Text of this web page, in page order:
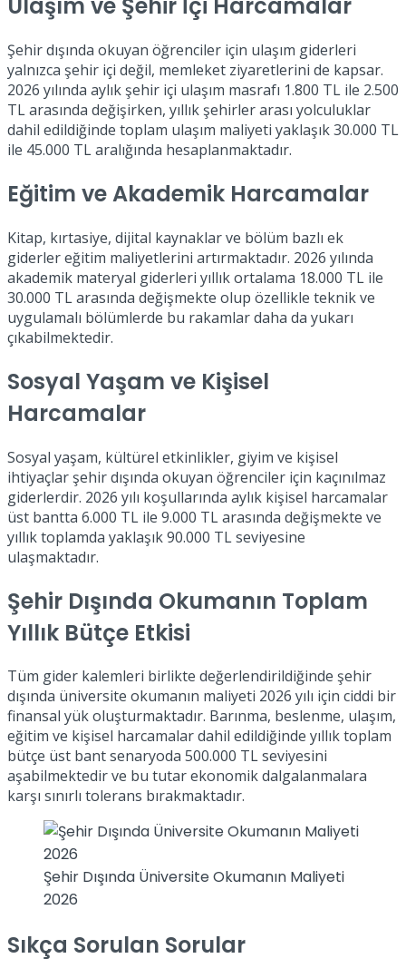
Şehir dışında okuyan öğrenciler için ulaşım giderleri
yalnızca şehir içi değil, memleket ziyaretlerini de kapsar.
2026 yılında aylık şehir içi ulaşım masrafı 1.800 TL ile 2.500
TL arasında değişirken, yıllık şehirler arası yolculuklar
dahil edildiğinde toplam ulaşım maliyeti yaklaşık 30.000 TL
ile 45.000 TL aralığında hesaplanmaktadır.
Eğitim ve Akademik Harcamalar
Kitap, kırtasiye, dijital kaynaklar ve bölüm bazlı ek
giderler eğitim maliyetlerini artırmaktadır. 2026 yılında
akademik materyal giderleri yıllık ortalama 18.000 TL ile
30.000 TL arasında değişmekte olup özellikle teknik ve
uygulamalı bölümlerde bu rakamlar daha da yukarı
çıkabilmektedir.
Sosyal Yaşam ve Kişisel
Harcamalar
Sosyal yaşam, kültürel etkinlikler, giyim ve kişisel
ihtiyaçlar şehir dışında okuyan öğrenciler için kaçınılmaz
giderlerdir. 2026 yılı koşullarında aylık kişisel harcamalar
üst bantta 6.000 TL ile 9.000 TL arasında değişmekte ve
yıllık toplamda yaklaşık 90.000 TL seviyesine
ulaşmaktadır.
Şehir Dışında Okumanın Toplam
Yıllık Bütçe Etkisi
Tüm gider kalemleri birlikte değerlendirildiğinde şehir
dışında üniversite okumanın maliyeti 2026 yılı için ciddi bir
finansal yük oluşturmaktadır. Barınma, beslenme, ulaşım,
eğitim ve kişisel harcamalar dahil edildiğinde yıllık toplam
bütçe üst bant senaryoda 500.000 TL seviyesini
aşabilmektedir ve bu tutar ekonomik dalgalanmalara
karşı sınırlı tolerans bırakmaktadır.
Şehir Dışında Üniversite Okumanın Maliyeti
2026
Sıkça Sorulan Sorular